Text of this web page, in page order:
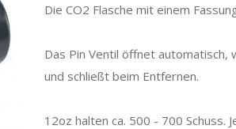
Die CO2 Flasche mit einem
Das Pin Ventil öffnet automatisch,
und schließt beim Entfernen.
12oz halten ca. 500 - 700 Schuss.